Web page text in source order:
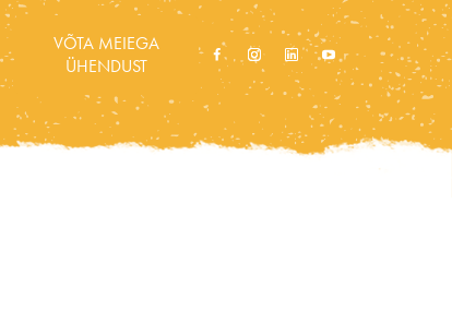
VÕTA MEIEGA
ÜHENDUST